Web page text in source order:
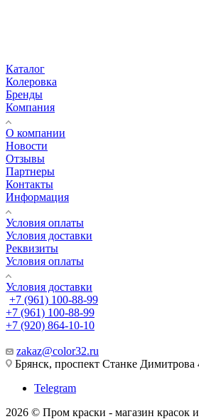
Каталог
Колеровка
Бренды
Компания
О компании
Новости
Отзывы
Партнеры
Контакты
Информация
Условия оплаты
Условия доставки
Реквизиты
Условия оплаты
Условия доставки
+7 (961) 100-88-99
+7 (961) 100-88-99
+7 (920) 864-10-10
zakaz@color32.ru
Брянск, проспект Станке Димитрова
Telegram
2026 © Пром краски - магазин красок